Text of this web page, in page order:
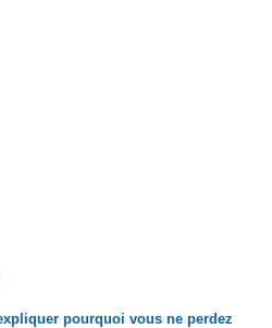
pourquoi vous ne perdez